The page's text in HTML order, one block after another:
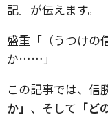
記』が伝えます。
盛重「（うつけの
か……」
この記事では、信
か」 、そして 「